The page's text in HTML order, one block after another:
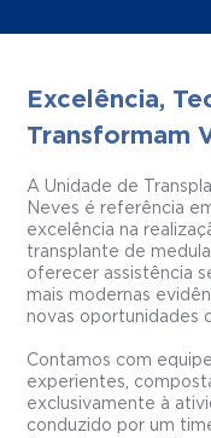
Excelência,
Transformam
A Unidade de
Neves é referência
excelência na
transplante de
oferecer assistência
mais modernas
novas oportunidades
Contamos com
experientes,
exclusivamente à
conduzido por um